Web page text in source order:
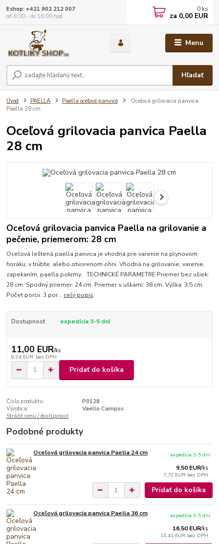
Menu
Hľadať
Eshop: +421 902 212 007
od 8:00 - do 16:00 hod
0 ks
za 0,00 EUR
Úvod PAELLA Paella oceľové panvice
Oceľová grilovacia panvica
Paella 28 cm
Oceľová grilovacia panvica Paella
28 cm
Oceľová grilovacia panvica Paella na grilovanie a
pečenie, priemerom: 28 cm
Oceľová leštená paella panvica je vhodná pre varenie na plynovom
horáku, v trúbte, alebo otvorenom ohni. Vhodná na grilovanie, varenie,
zapekaním, paella pokrmy. TECHNICKÉ PARAMETRE Priemer bez ušiek:
28 cm. Spodný priemer: 24 cm. Priemer s uškami: 38 cm. Výška: 3,5 cm.
Počet porcii: 3 por... celý popis
Dostupnosť expedícia 3-5 dní
11,00 EUR/ks
8,94 EUR bez DPH
Pridať do košíka
Číslo produktu:
P0128
Výrobca:
Vaello Campos
Strážiť cenu / dostupnosť
Podobné produkty
Oceľová grilovacia panvica Paella 24 cm
9,50 EUR/ks
7,72 EUR bez DPH
expedícia 3-5 dní
Pridať do košíka
Oceľová grilovacia panvica Paella 36 cm
16,50 EUR/ks
13,41 EUR bez DPH
expedícia 3-5 dní